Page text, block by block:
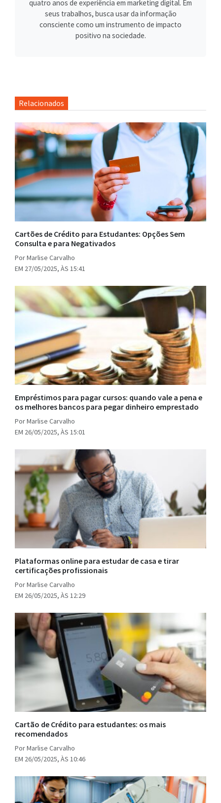
quatro anos de experiência em marketing digital. Em
seus trabalhos, busca usar da informação
consciente como um instrumento de impacto
positivo na sociedade.
Relacionados
Cartões de Crédito para Estudantes: Opções Sem
Consulta e para Negativados
Por Marlise Carvalho
EM 27/05/2025, ÀS 15:41
Empréstimos para pagar cursos: quando vale a pena e
os melhores bancos para pegar dinheiro emprestado
Por Marlise Carvalho
EM 26/05/2025, ÀS 15:01
Plataformas online para estudar de casa e tirar
certificações profissionais
Por Marlise Carvalho
EM 26/05/2025, ÀS 12:29
Cartão de Crédito para estudantes: os mais
recomendados
Por Marlise Carvalho
EM 26/05/2025, ÀS 10:46